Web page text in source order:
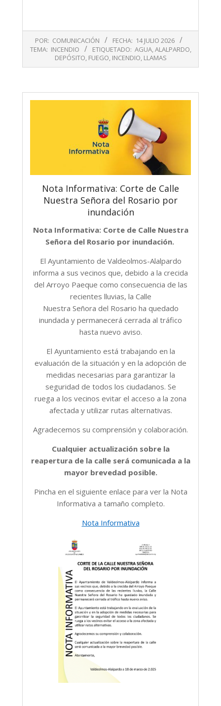
07-
POR: COMUNICACIÓN FECHA: 14 JULIO 2026
TEMA: INCENDIO ETIQUETADO: AGUA,ALALPARDO,
DEPÓSITO, FUEGO, INCENDIO, LLAMAS
Nota Informativa: Corte de Calle
Nuestra Señora del Rosario por
inundación
Nota Informativa: Corte de Calle Nuestra
Señora del Rosario por inundación.
El Ayuntamiento de Valdeolmos-Alalpardo
informa a sus vecinos que, debido a la crecida
del Arroyo Paeque como consecuencia de las
recientes lluvias, la Calle
Nuestra Señora del Rosario ha quedado
inundada y permanecerá cerrada al tráfico
hasta nuevo aviso.
El Ayuntamiento está trabajando en la
evaluación de la situación y en la adopción de
medidas necesarias para garantizar la
seguridad de todos los ciudadanos. Se
ruega a los vecinos evitar el acceso a la zona
afectada y utilizar rutas alternativas.
Agradecemos su comprensión y colaboración.
Cualquier actualización sobre la
reapertura de la calle será comunicada a la
mayor brevedad posible.
Pincha en el siguiente enlace para ver la Nota
Informativa a tamaño completo.
Nota Informativa